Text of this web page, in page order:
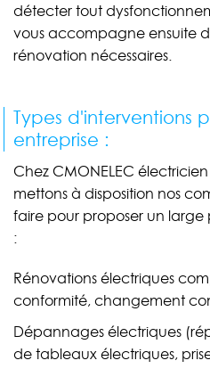
détecter tout
vous accompagne ensuite
rénovation nécessaires.
Types d'interventions
entreprise :
Chez CMONELEC
mettons à disposition nos
faire pour proposer un large
:
Rénovations électriques
conformité, changement
Dépannages électriques
de tableaux électriques,